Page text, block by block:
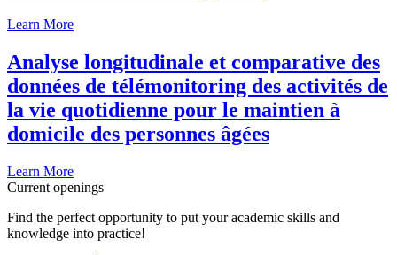
Learn More
Analyse longitudinale et comparative des
données de télémonitoring des activités de
la vie quotidienne pour le maintien à
domicile des personnes âgées
Learn More
Current openings
Find the perfect opportunity to put your academic skills and
knowledge into practice!